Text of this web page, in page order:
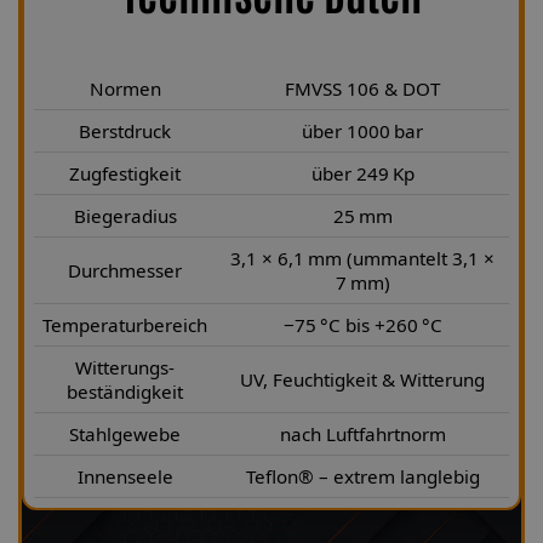
Normen
FMVSS 106 & DOT
Berstdruck
über 1000 bar
Zugfestigkeit
über 249 Kp
Biegeradius
25 mm
Durchmesser
3,1 × 6,1 mm (ummantelt 3,1 ×
7 mm)
Temperaturbereich
−75 °C bis +260 °C
Witterungs-
beständigkeit
UV, Feuchtigkeit & Witterung
Stahlgewebe
nach Luftfahrtnorm
Innenseele
Teflon® – extrem langlebig